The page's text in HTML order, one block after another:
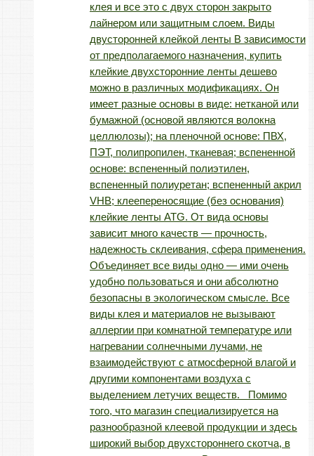
клея и все это с двух сторон закрыто
лайнером или защитным слоем. Виды
двусторонней клейкой ленты В зависимости
от предполагаемого назначения, купить
клейкие двухсторонние ленты дешево
можно в различных модификациях. Он
имеет разные основы в виде: нетканой или
бумажной (основой являются волокна
целлюлозы); на пленочной основе: ПВХ,
ПЭТ, полипропилен, тканевая; вспененной
основе: вспененный полиэтилен,
вспененный полиуретан; вспененный акрил
VHB; клеепереносящие (без основания)
клейкие ленты ATG. От вида основы
зависит много качеств — прочность,
надежность склеивания, сфера применения.
Объединяет все виды одно — ими очень
удобно пользоваться и они абсолютно
безопасны в экологическом смысле. Все
виды клея и материалов не вызывают
аллергии при комнатной температуре или
нагревании солнечными лучами, не
взаимодействуют с атмосферной влагой и
другими компонентами воздуха с
выделением летучих веществ. Помимо
того, что магазин специализируется на
разнообразной клеевой продукции и здесь
широкий выбор двухстороннего скотча, в